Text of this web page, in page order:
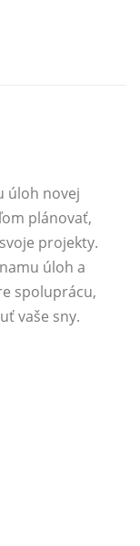
úloh novej
plánovať,
projekty.
úloh a
spoluprácu,
vaše sny.